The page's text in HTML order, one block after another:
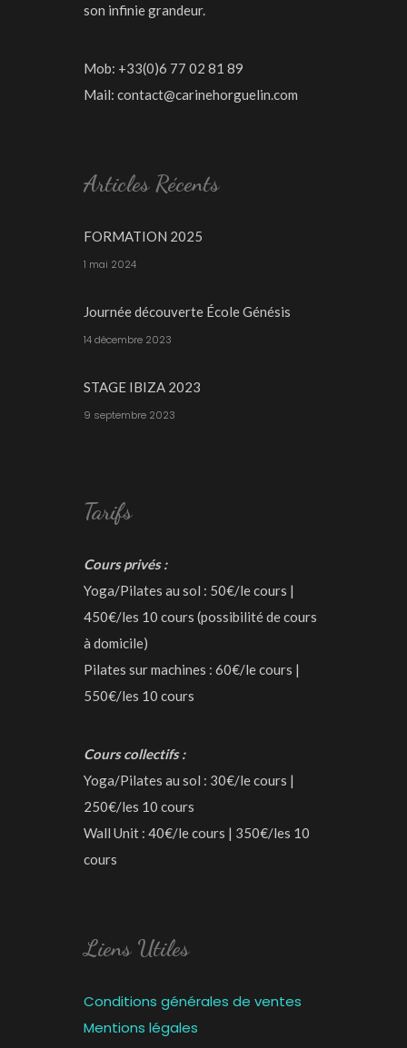
son infinie grandeur.
Mob: +33(0)6 77 02 81 89
Mail: contact@carinehorguelin.com
Articles Récents
FORMATION 2025
1 mai 2024
Journée découverte École Génésis
14 décembre 2023
STAGE IBIZA 2023
9 septembre 2023
Tarifs
Cours privés :
Yoga/Pilates au sol : 50€/le cours |
450€/les 10 cours (possibilité de cours
à domicile)
Pilates sur machines : 60€/le cours |
550€/les 10 cours
Cours collectifs :
Yoga/Pilates au sol : 30€/le cours |
250€/les 10 cours
Wall Unit : 40€/le cours | 350€/les 10
cours
Liens Utiles
Conditions générales de ventes
Mentions légales